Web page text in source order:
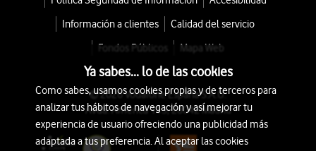
Información a clientes
Calidad del servicio
Fondos Públicos
Mapa Web
© 2026 Vodafone España S.A.U.
Avda. América 115, 28042 Madrid
Ya sabes... lo de las cookies
Como sabes, usamos cookies propias y de terceros para
analizar tus hábitos de navegación y así mejorar tu
experiencia de usuario ofreciendo una publicidad más
adaptada a tus preferencia. Al aceptar las cookies